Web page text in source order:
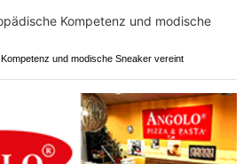
und modische Sneaker vereint